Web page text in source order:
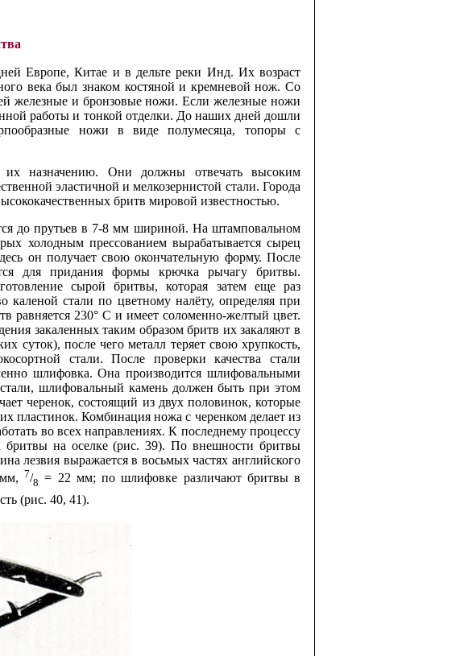
Европе, Китае и в дельте реки Инд. Их возраст
века был знаком костяной и кремневой нож. Со
железные и бронзовые ножи. Если железные ножи
работы и тонкой отделки. До наших дней дошли
ножи в виде полумесяца, топоры с
их назначению. Они должны отвечать высоким
эластичной и мелкозернистой стали. Города
бритв мировой известностью.
до прутьев в 7-8 мм шириной. На штамповальном
холодным прессованием вырабатывается сырец
он получает свою окончательную форму. После
для придания формы крючка рычагу бритвы.
сырой бритвы, которая затем еще раз
каленой стали по цветному налёту, определяя при
равняется 230° С и имеет соломенно-желтый цвет.
закаленных таким образом бритв их закаляют в
суток), после чего металл теряет свою хрупкость,
стали. После проверки качества стали
шлифовка. Она производится шлифовальными
шлифовальный камень должен быть при этом
черенок, состоящий из двух половинок, которые
пластинок. Комбинация ножа с черенком делает из
во всех направлениях. К последнему процессу
бритвы на оселке (рис. 39). По внешности бритвы
выражается в восьмых частях английского
7/8 = 22 мм; по шлифовке различают бритвы в
(рис. 40, 41).